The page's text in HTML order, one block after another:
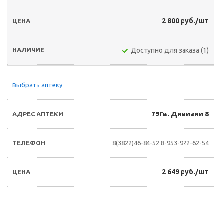
2 800 руб./шт
Доступно для заказа (1)
Выбрать аптеку
79Гв. Дивизии 8
8(3822)46-84-52 8-953-922-62-54
2 649 руб./шт